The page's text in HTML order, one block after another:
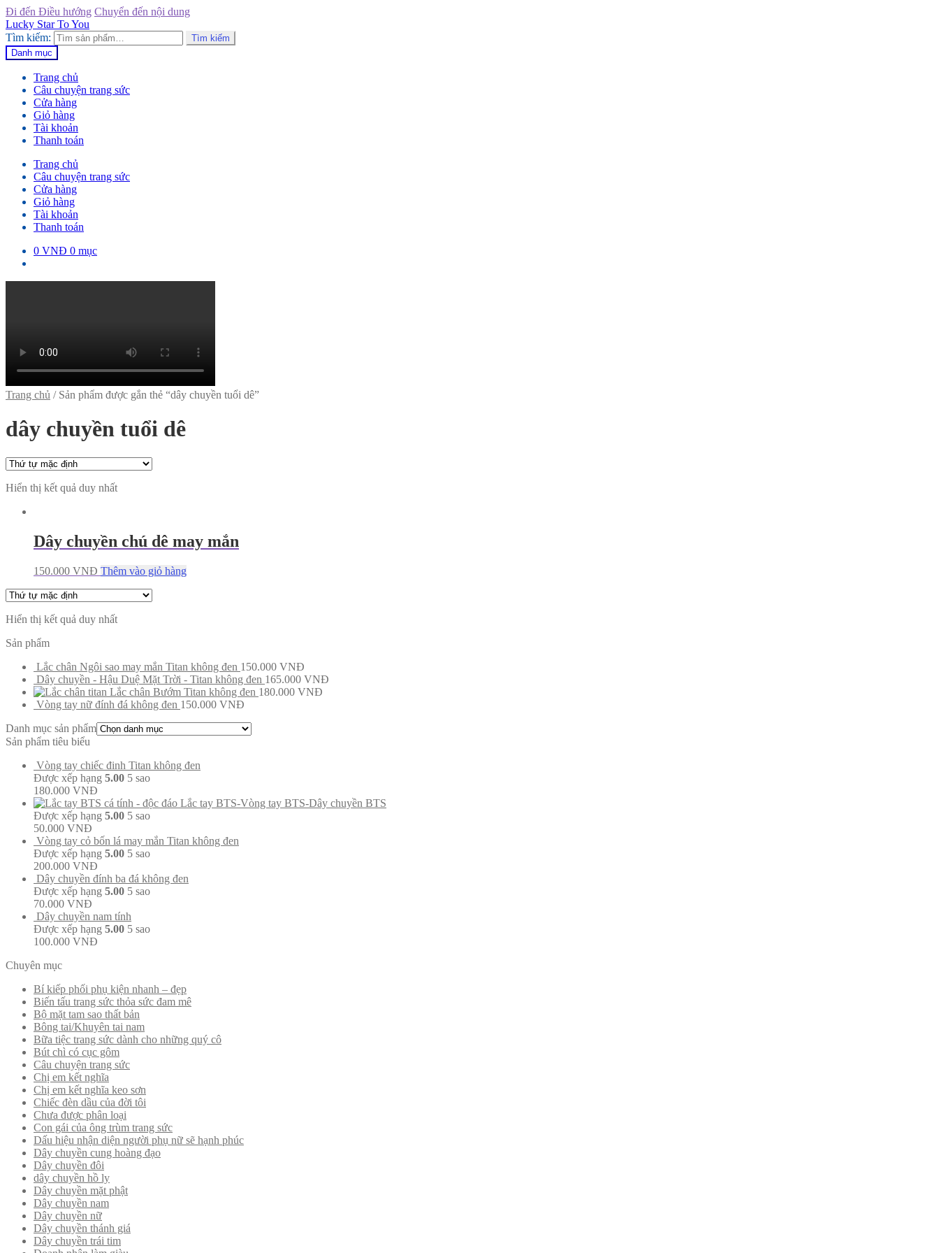
Đi đến Điều hướng Chuyển đến nội dung
Lucky Star To You
Tìm kiếm:
Tìm kiếm
Danh mục
Trang chủ
Câu chuyện trang sức
Cửa hàng
Giỏ hàng
Tài khoản
Thanh toán
Trang chủ
Câu chuyện trang sức
Cửa hàng
Giỏ hàng
Tài khoản
Thanh toán
0 VNĐ 0 mục
Trang chủ / Sản phẩm được gắn thẻ “dây chuyền tuổi dê”
dây chuyền tuổi dê
Hiển thị kết quả duy nhất
Dây chuyền chú dê may mắn
150.000 VNĐ Thêm vào giỏ hàng
Hiển thị kết quả duy nhất
Sản phẩm
Lắc chân Ngôi sao may mắn Titan không đen 150.000 VNĐ
Dây chuyền - Hậu Duệ Mặt Trời - Titan không đen 165.000 VNĐ
Lắc chân Bướm Titan không đen 180.000 VNĐ
Vòng tay nữ đính đá không đen 150.000 VNĐ
Danh mục sản phẩm
Sản phẩm tiêu biểu
Vòng tay chiếc đinh Titan không đen
Được xếp hạng 5.00 5 sao
180.000 VNĐ
Lắc tay BTS-Vòng tay BTS-Dây chuyền BTS
Được xếp hạng 5.00 5 sao
50.000 VNĐ
Vòng tay cỏ bốn lá may mắn Titan không đen
Được xếp hạng 5.00 5 sao
200.000 VNĐ
Dây chuyền đính ba đá không đen
Được xếp hạng 5.00 5 sao
70.000 VNĐ
Dây chuyền nam tính
Được xếp hạng 5.00 5 sao
100.000 VNĐ
Chuyên mục
Bí kiếp phối phụ kiện nhanh – đẹp
Biến tấu trang sức thỏa sức đam mê
Bộ mặt tam sao thất bản
Bông tai/Khuyên tai nam
Bữa tiệc trang sức dành cho những quý cô
Bút chì có cục gôm
Câu chuyện trang sức
Chị em kết nghĩa
Chị em kết nghĩa keo sơn
Chiếc đèn dầu của đời tôi
Chưa được phân loại
Con gái của ông trùm trang sức
Dấu hiệu nhận diện người phụ nữ sẽ hạnh phúc
Dây chuyền cung hoàng đạo
Dây chuyền đôi
dây chuyền hồ ly
Dây chuyền mặt phật
Dây chuyền nam
Dây chuyền nữ
Dây chuyền thánh giá
Dây chuyền trái tim